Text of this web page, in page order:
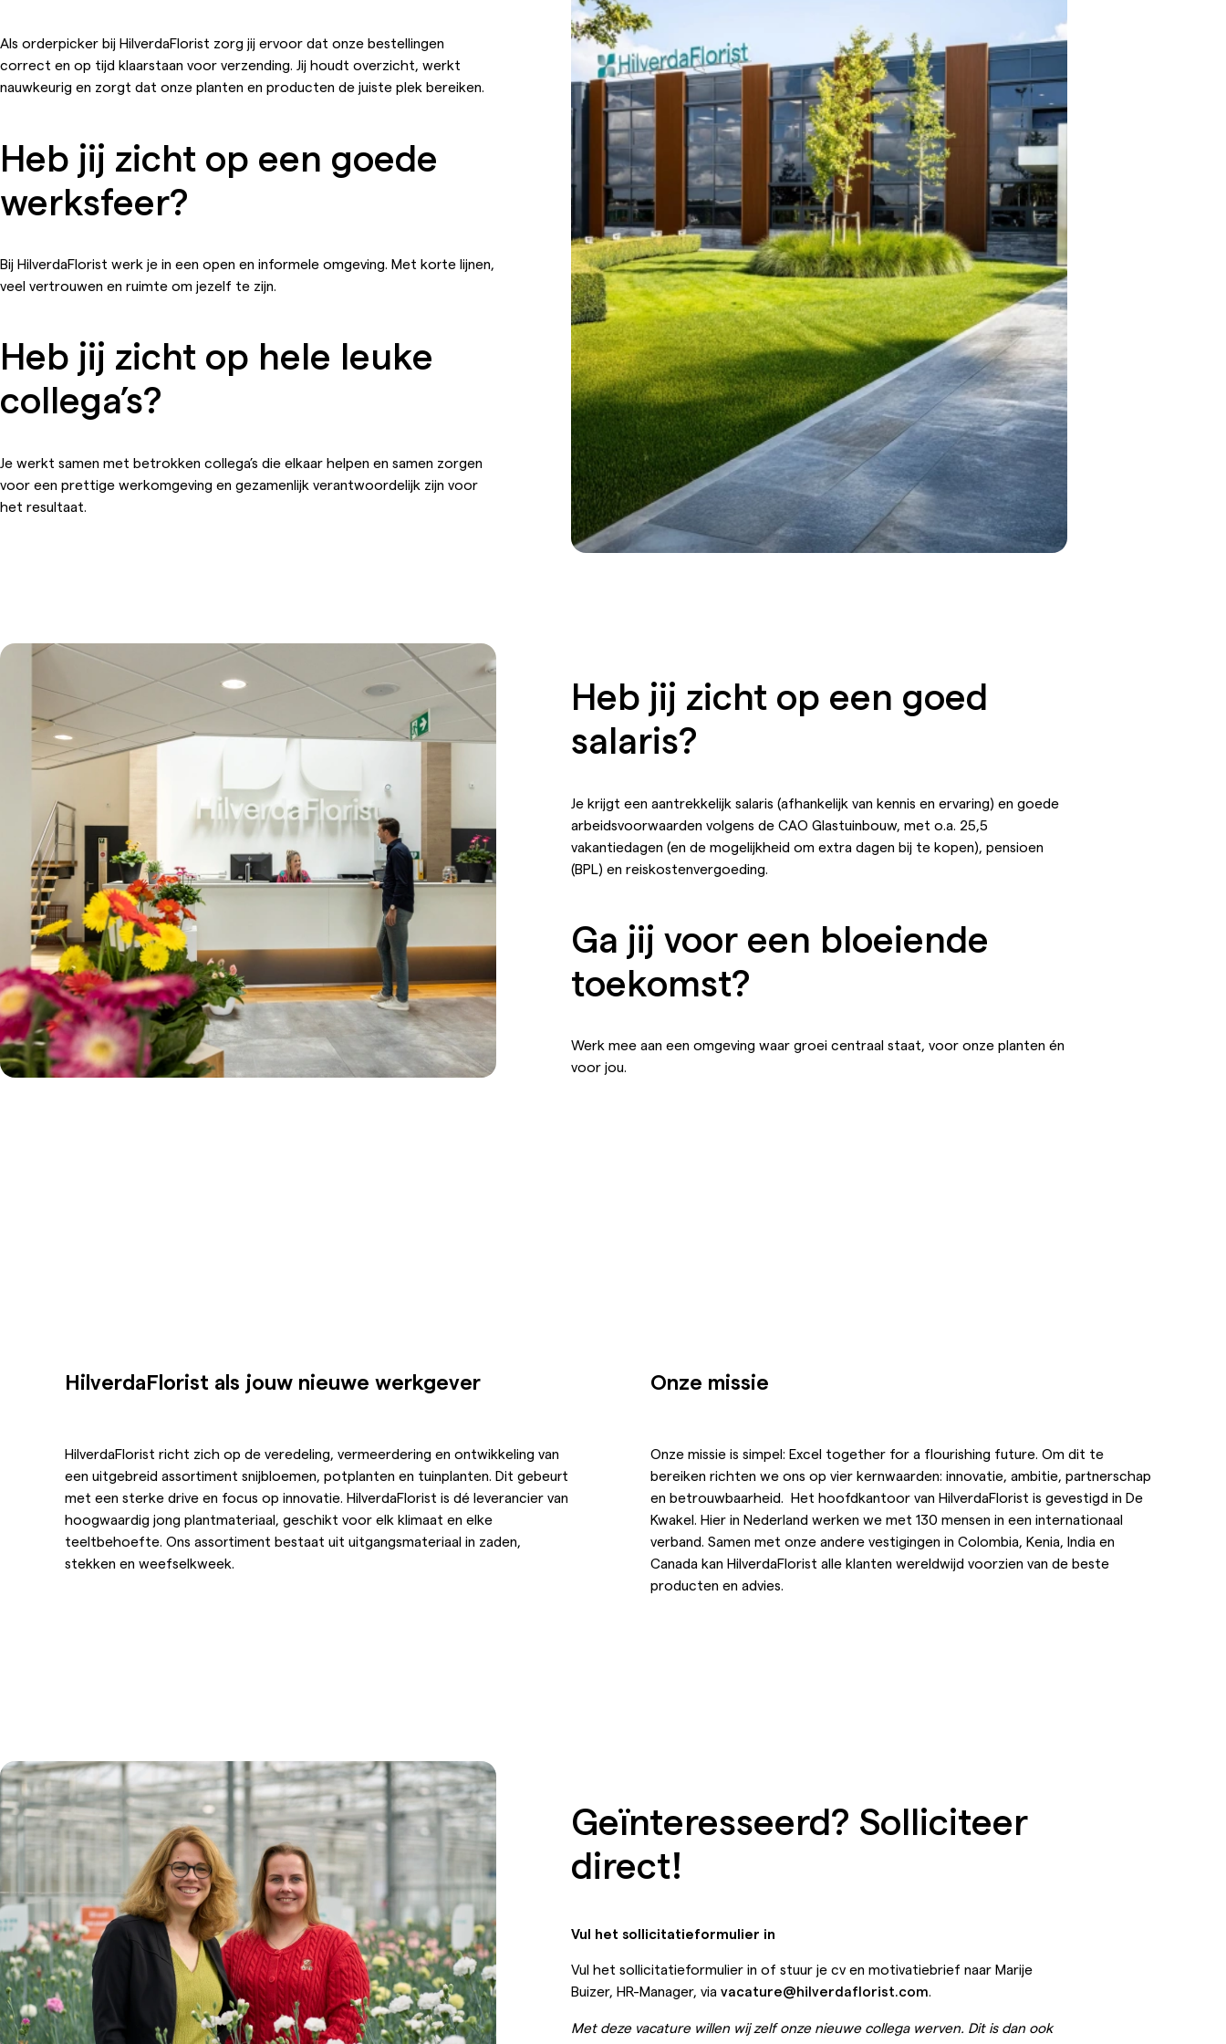
Als orderpicker bij HilverdaFlorist zorg jij ervoor dat onze bestellingen
correct en op tijd klaarstaan voor verzending. Jij houdt overzicht, werkt
nauwkeurig en zorgt dat onze planten en producten de juiste plek bereiken.
Heb jij zicht op een goede
werksfeer?
Bij HilverdaFlorist werk je in een open en informele omgeving. Met korte lijnen,
veel vertrouwen en ruimte om jezelf te zijn.
Heb jij zicht op hele leuke
collega’s?
Je werkt samen met betrokken collega’s die elkaar helpen en samen zorgen
voor een prettige werkomgeving en gezamenlijk verantwoordelijk zijn voor
het resultaat.
Heb jij zicht op een goed
salaris?
Je krijgt een aantrekkelijk salaris (afhankelijk van kennis en ervaring) en goede
arbeidsvoorwaarden volgens de CAO Glastuinbouw, met o.a. 25,5
vakantiedagen (en de mogelijkheid om extra dagen bij te kopen), pensioen
(BPL) en reiskostenvergoeding.
Ga jij voor een bloeiende
toekomst?
Werk mee aan een omgeving waar groei centraal staat, voor onze planten én
voor jou.
HilverdaFlorist als jouw nieuwe werkgever
HilverdaFlorist richt zich op de veredeling, vermeerdering en ontwikkeling van
een uitgebreid assortiment snijbloemen, potplanten en tuinplanten. Dit gebeurt
met een sterke drive en focus op innovatie. HilverdaFlorist is dé leverancier van
hoogwaardig jong plantmateriaal, geschikt voor elk klimaat en elke
teeltbehoefte. Ons assortiment bestaat uit uitgangsmateriaal in zaden,
stekken en weefselkweek.
Onze missie
Onze missie is simpel: Excel together for a flourishing future. Om dit te
bereiken richten we ons op vier kernwaarden: innovatie, ambitie, partnerschap
en betrouwbaarheid. Het hoofdkantoor van HilverdaFlorist is gevestigd in De
Kwakel. Hier in Nederland werken we met 130 mensen in een internationaal
verband. Samen met onze andere vestigingen in Colombia, Kenia, India en
Canada kan HilverdaFlorist alle klanten wereldwijd voorzien van de beste
producten en advies.
Geïnteresseerd? Solliciteer
direct!
Vul het sollicitatieformulier in
Vul het sollicitatieformulier in of stuur je cv en motivatiebrief naar Marije
Buizer, HR-Manager, viavacature@hilverdaflorist.com.
Met deze vacature willen wij zelf onze nieuwe collega werven. Dit is dan ook